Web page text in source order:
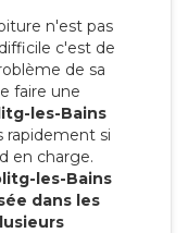
n'est pas
c'est de
de sa
faire une
les-Bains
rapidement si
en charge.
les-Bains
dans les